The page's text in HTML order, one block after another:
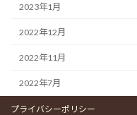
2023年1月
2022年12月
2022年11月
2022年7月
プライバシーポリシー